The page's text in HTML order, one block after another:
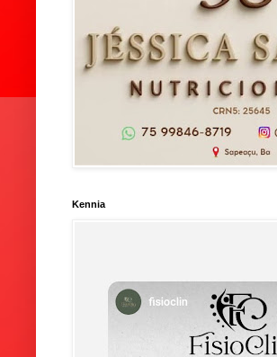
Kennia